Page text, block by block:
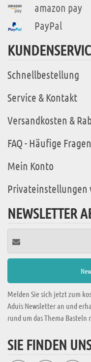
amazon pay
PayPal
Schnellbestellung
Service & Kontakt
Versandkosten &
FAQ - Häufige Fragen
Mein Konto
Privateinstellungen
NEWSLETTER
Melden Sie sich jetzt zum
Aduis Newsletter an und
rund um das Thema Basteln
SIE FINDEN